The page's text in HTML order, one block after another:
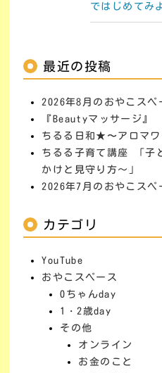
ではじめてみ
～（LIVE配信
最近の投稿
2026年8月のおやこス
『Beautyマッサージ』
ちるる日和★〜アロマワ
ちるる子育て講座 「子
かけと見守り方～」
2026年7月のおやこス
カテゴリ
YouTube
おやこスペース
0ちゃんday
1・2歳day
その他
オンライン
お金のこと